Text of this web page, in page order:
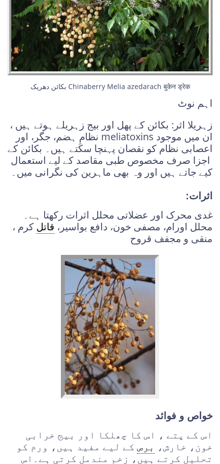
بکائن دھریک Chinaberry Melia azedarach बुकेन ड्रेक
اہم نوٹ
زہریلا اثر: بکائن کے پھل اور بیج زہریلے ہوتے ہیں ،
ان میں موجود meliatoxins نظامِ ہضم، جگر، اور
اعصابی نظام کو نقصان پہنچا سکتے ہیں۔ بکائن کے
اجزا صرف مخصوص طبی مقاصد کے لیے استعمال
کیے جاتے ہیں اور وہ بھی ماہرین کی نگرانی میں۔
اثرات:
غدی محرک اور عضلاتی محلل اثرات رکھتا ہے۔
محلل اورام، مصفی خون، دافع بواسیر، قاتل کرم ،
منقی و مجفف قروح
خواص و فوائد
اس کے پتے ، اس کا چھلکا اور بیج خرابی
خون، خارش، برص کے لیے مفید ہیں، ورم کو
تحلیل کرتے ہیں، زخم مندمل کرتی ہے۔اس